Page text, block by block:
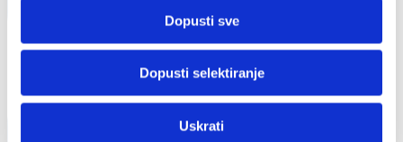
Dopusti sve
Dopusti selektiranje
Uskrati